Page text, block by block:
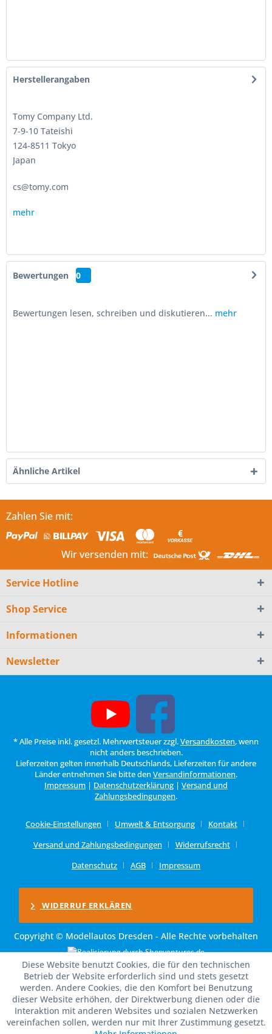
Herstellerangaben
Tomy Company Ltd.
7-9-10 Tateishi
124-8511 Tokyo
Japan
cs@tomy.com
mehr
Bewertungen 0
Bewertungen lesen, schreiben und diskutieren... mehr
Ähnliche Artikel
Zahlen Sie mit:
Wir versenden mit:
Service Hotline
Shop Service
Informationen
Newsletter
* Alle Preise inkl. gesetzl. Mehrwertsteuer zzgl.Versandkosten, wenn
nicht anders beschrieben.
Lieferzeiten gelten innerhalb Deutschlands, Lieferzeiten für andere
Länder entnehmen Sie bitte den Versandinformationen.
Impressum | Datenschutzerklärung | Versand und
Zahlungsbedingungen.
Cookie-Einstellungen Umwelt & Entsorgung
Kontakt
Versand und Zahlungsbedingungen
Widerrufsrecht
Datenschutz
AGB Impressum
WIDERRUF ERKLÄREN
Copyright © Modellautos Dresden - Alle Rechte vorbehalten
Diese Website benutzt Cookies, die für den technischen
Betrieb der Website erforderlich sind und stets gesetzt
werden. Andere Cookies, die den Komfort bei Benutzung
dieser Website erhöhen, der Direktwerbung dienen oder die
Interaktion mit anderen Websites und sozialen Netzwerken
vereinfachen sollen, werden nur mit Ihrer Zustimmung gesetzt.